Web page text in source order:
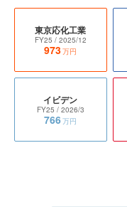
東京応化工業
FY25 / 2025/12
973万円
イビデン
FY25 / 2026/3
766万円